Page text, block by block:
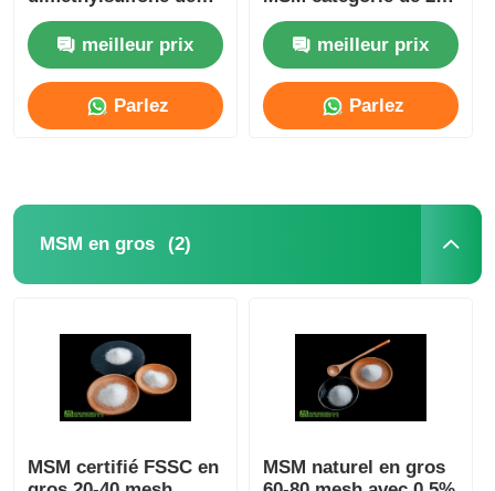
grande pureté MSM
pour l'industrie
cosmétique
meilleur prix
Parlez
de 40 Mesh No Sulfur
Smell Foodmeilleur prix
Parlez
MSM en gros (2)
MSM certifié FSSC en
MSM naturel en gros